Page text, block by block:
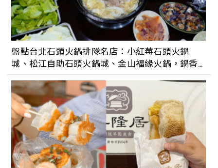
2023夏季球鞋新品總整理！adidas×小飛
象聯名球鞋超軟萌、Converse厚底帆布
鞋復古又時髦
時尚界聯名最近夯什麼？vacanza極簡單
品超耐看、New Balance聯名運動拖鞋夏
天必入
盤點台北石頭火鍋排隊名店：小紅莓石頭火鍋
城、松江自助石頭火鍋城、金山福緣火鍋，鍋香
氣十足完全吃不膩